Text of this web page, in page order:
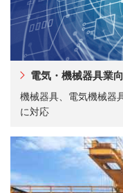
電気・機械器具業
機械器具、電気機械器
に対応